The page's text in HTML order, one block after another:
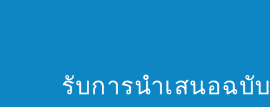
รับการนำเสนอฉบั